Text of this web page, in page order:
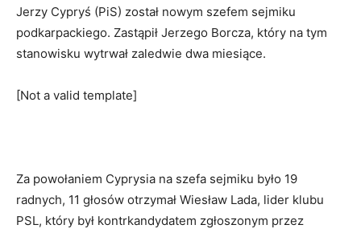
Jerzy Cypryś (PiS) został nowym szefem sejmiku
podkarpackiego. Zastąpił Jerzego Borcza, który na tym
stanowisku wytrwał zaledwie dwa miesiące.
[Not a valid template]
Za powołaniem Cyprysia na szefa sejmiku było 19
radnych, 11 głosów otrzymał Wiesław Lada, lider klubu
PSL, który był kontrkandydatem zgłoszonym przez